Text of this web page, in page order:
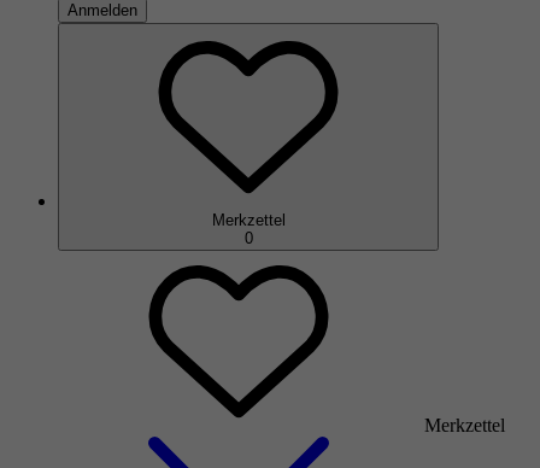
Anmelden
Merkzettel
0
Merkzettel